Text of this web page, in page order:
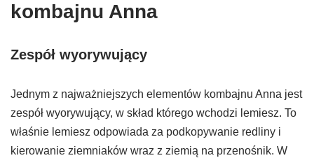
kombajnu Anna
Zespół wyorywujący
Jednym z najważniejszych elementów kombajnu Anna jest
zespół wyorywujący, w skład którego wchodzi lemiesz. To
właśnie lemiesz odpowiada za podkopywanie redliny i
kierowanie ziemniaków wraz z ziemią na przenośnik. W